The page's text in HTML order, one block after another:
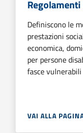
Definiscono le
prestazioni
economica,
per persone
fasce vulnerabili
VAI ALLA